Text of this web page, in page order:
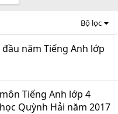
Bộ lọc
năm Tiếng Anh lớp
Tiếng Anh lớp 4
Quỳnh Hải năm 2017